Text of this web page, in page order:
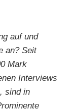
auf und
an? Seit
Mark
Interviews
sind in